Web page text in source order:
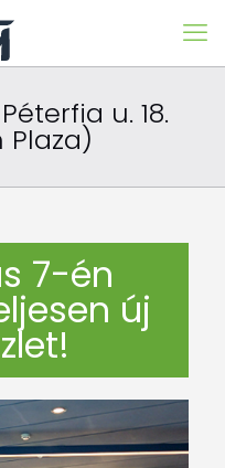
u. 18.
Plaza)
7-én
új